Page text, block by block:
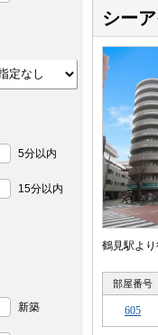
シー
鶴見駅よ
部屋番号
605
5分以内
15分以内
新築